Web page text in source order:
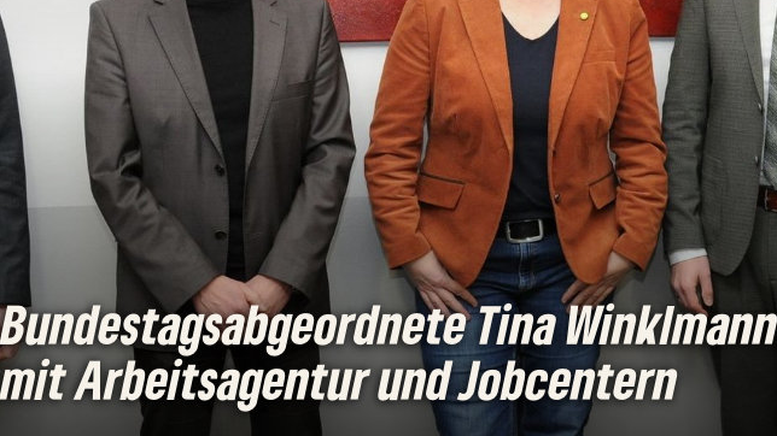
Bundestagsabgeordnete Tina
mit Arbeitsagentur und Jobcentern